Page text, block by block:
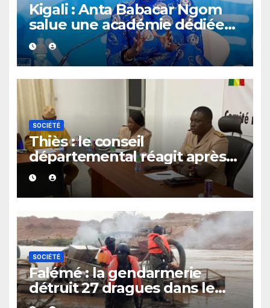
Kigali : Anta Babacar Ngom
salue une académie dédiée
au leadership politique des
femmes africaines
SOCIÉTÉ
Thiès : le conseil
départemental réagit après
le rappel à l’ordre du
gouverneur
SOCIÉTÉ
Falémé : la gendarmerie
détruit 27 dragues dans le
cadre de la lutte contre